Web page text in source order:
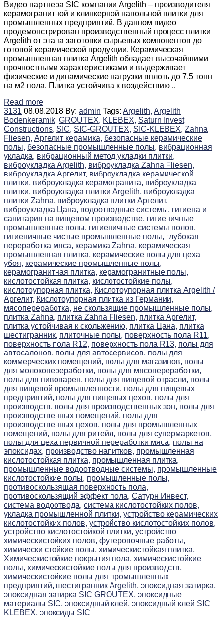
Видео партнера SIC компании Argelith – производителя
керамогранитной и клинкерной напольной плитки для
промышленных предприятий. В данном видео
продемонстрирован производственный процесс плитки
Argelith от этапа заготовки сырьевых компонентов до
готовой керамической продукции. Керамическая
промышленная плитка Argelith обладает высочайшими
прочностными характеристиками и выдерживает
физические и динамические нагрузки вплоть до 7.5 тонн
на м2 пола. Плитка устойчива к воздействию ..
Read more
3131 08.08.2018 By: admin Tags: Argelith, Argelith
Bodenkeramik, GROUTEX, KLEBEX, Saturn Invest
Constructions, SIC, SIC-GROUTEX, SIC-KLEBEX, Zahna
Fliesen, Аргелит керамика, безопасные керамические
полы, безопасные промышленные полы, вибрационная
укладка, вибрационный метод укладки плитки,
виброукладка Argelith, виброукладка Zahna Fliesen,
виброукладка Аргелит, виброукладка керамической
плитки, виброукладка керамогранита, виброукладка
плитки, виброукладка плитки Argelith, виброукладка
плитки Zahna, виброукладка плитки Аргелит,
виброукладка Цана, водоотводные системы, гигиена и
санитария на пищевом производстве, гигиеничные
промышленные полы, гигиеничные системы полов,
гигиеничные чистые промышленные полы, глубокая
переработка мяса, керамика Zahna, керамическая
промышленная плитка, керамические полы для цеха
убоя, керамические промышленные полы,
керамогранитная плитка, керамогранитные полы,
кислотостойкая плитка, кислотостойкие полы,
кислотоупорная плитка, Кислотоупорная плитка Argelith /
Аргелит, Кислотоупорная плитка из Германии,
мясопереработка, не скользящие промышленные полы,
плитка Zahna, плитка Zahna Fliesen, плитка Аргелит,
плитка устойчивая к скольжению, плитка Цана, плитка
шестигранник, плиточные полы, поверхность пола R11,
поверхность пола R12, поверхность пола R13, полы для
автосалонов, полы для автосервисов, полы для
коммерческих помещений, полы для магазинов, полы
для молокопереработки, полы для мясопереработки,
полы для пивоварен, полы для пищевой отрасли, полы
для пищевой промышленности, полы для пищевых
предприятий, полы для пищевых цехов, полы для
производств, полы для производственных зон, полы для
производственных помещений, полы для
производственных цехов, полы для промышленных
помещений, полы для ритейл, полы для супермаркетов,
полы для цеха первичной переработки мяса, полы на
эпоксидах, производство напитков, промышленная
кислотостойкая плитка, промышленная плитка,
промышленные водоотводные системы, промышленные
кислотостойкие полы, промышленные полы,
противоскользящая поверхность пола,
противоскользящий эффект пола, Сатурн Инвест,
система водоотвода, система кислотостойких полов,
укладка промышленной плитки, устройство керамических
кислотостойких полов, устройство кислотостойких полов,
устройство кислотостойкой плитки, устройство
химическистойких полов, футеровочные работы,
химически стойкие полы, химическистойкая плитка,
Химическистойкие покрытия пола, химическистойкие
полы, химическистойкие полы для производств,
химическистойкие полы для промышленных
предприятий, шестигранник Argelith, эпоксидная затирка,
эпоксидная затирка SIC GROUTEX, эпоксидные
материалы SIC, эпоксидный клей, эпоксидный клей SIC
KLEBEX, эпоксиды SIC